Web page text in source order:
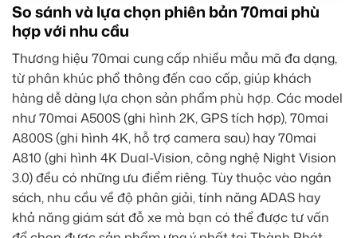
So sánh và lựa chọn phiên bản 70mai phù
hợp với nhu cầu
Thương hiệu 70mai cung cấp nhiều mẫu mã đa dạng,
từ phân khúc phổ thông đến cao cấp, giúp khách
hàng dễ dàng lựa chọn sản phẩm phù hợp. Các model
như 70mai A500S (ghi hình 2K, GPS tích hợp), 70mai
A800S (ghi hình 4K, hỗ trợ camera sau) hay 70mai
A810 (ghi hình 4K Dual-Vision, công nghệ Night Vision
3.0) đều có những ưu điểm riêng. Tùy thuộc vào ngân
sách, nhu cầu về độ phân giải, tính năng ADAS hay
khả năng giám sát đỗ xe mà bạn có thể được tư vấn